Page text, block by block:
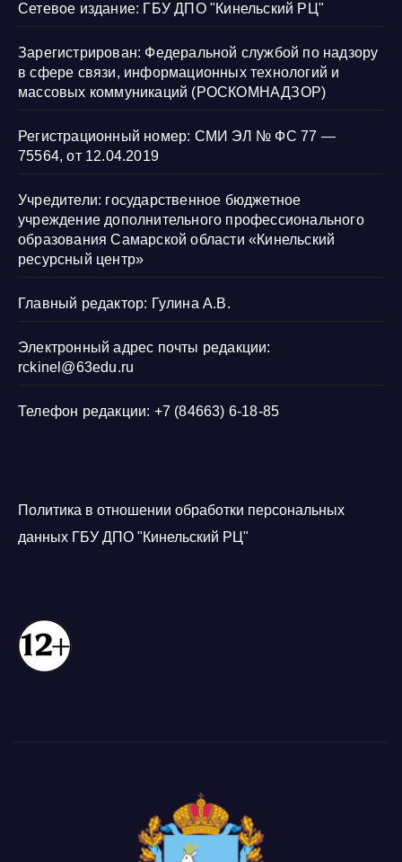
Сетевое издание: ГБУ ДПО "Кинельский РЦ"
Зарегистрирован: Федеральной службой по надзору
в сфере связи, информационных технологий и
массовых коммуникаций (РОСКОМНАДЗОР)
Регистрационный номер: СМИ ЭЛ № ФС 77 —
75564, от 12.04.2019
Учредители: государственное бюджетное
учреждение дополнительного профессионального
образования Самарской области «Кинельский
ресурсный центр»
Главный редактор: Гулина А.В.
Электронный адрес почты редакции:
rckinel@63edu.ru
Телефон редакции: +7 (84663) 6-18-85
Политика в отношении обработки персональных
данных ГБУ ДПО "Кинельский РЦ"